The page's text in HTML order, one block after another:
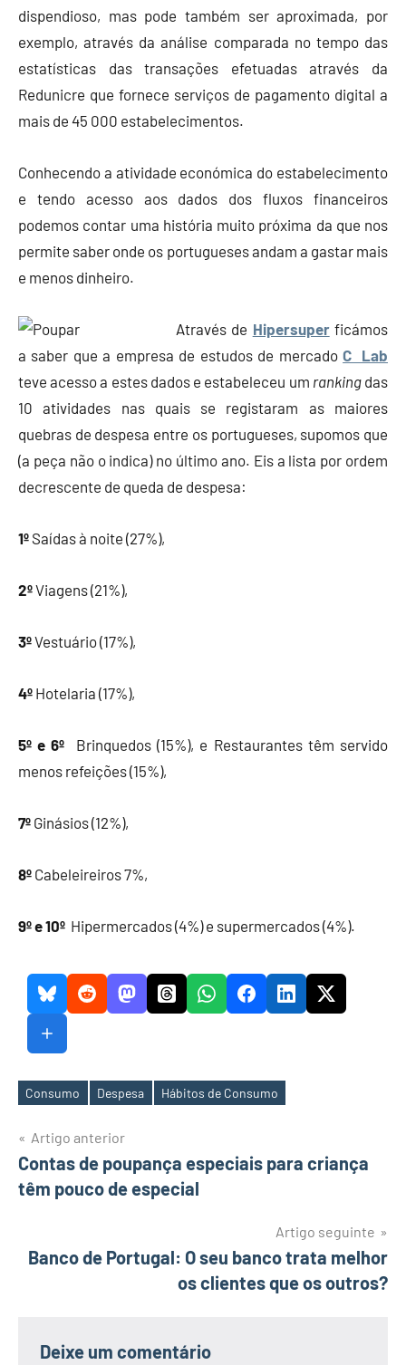
dispendioso, mas pode também ser aproximada, por
exemplo, através da análise comparada no tempo das
estatísticas das transações efetuadas através da
Redunicre que fornece serviços de pagamento digital a
mais de 45 000 estabelecimentos.
Conhecendo a atividade económica do estabelecimento
e tendo acesso aos dados dos fluxos financeiros
podemos contar uma história muito próxima da que nos
permite saber onde os portugueses andam a gastar mais
e menos dinheiro.
Através de Hipersuperficámos
a saber que a empresa de estudos de mercadoC Lab
teve acesso a estes dados e estabeleceu um rankingdas
10 atividades nas quais se registaram as maiores
quebras de despesa entre os portugueses, supomos que
(a peça não o indica) no último ano. Eis a lista por ordem
decrescente de queda de despesa:
1º Saídas à noite (27%),
2ºViagens (21%),
3ºVestuário (17%),
4º Hotelaria (17%),
5º e 6º Brinquedos (15%), e Restaurantes têm servido
menos refeições (15%),
7º Ginásios (12%),
8º Cabeleireiros 7%,
9º e 10º Hipermercados (4%) e supermercados (4%).
Etiquetas
Consumo Despesa Hábitos de Consumo
Navegação
de
Artigo anterior
Contas de poupança especiais para criança
têm pouco de especial
Artigo seguinte
Banco de Portugal: O seu banco trata melhor
os clientes que os outros?
Deixe um comentário